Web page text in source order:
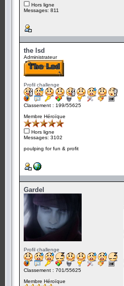
Hors ligne
Messages: 811
the lsd
Administrateur
Profil challenge
Classement : 199/55625
Membre Héroïque
Hors ligne
Messages: 3102
poulping for fun & profit
Gardel
Profil challenge
Classement : 701/55625
Membre Héroïque